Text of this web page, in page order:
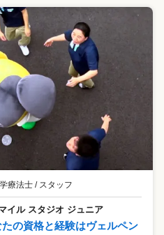
療法士 / スタッフ
イル スタジオ ジュニア
たの資格と経験はヴェルペン